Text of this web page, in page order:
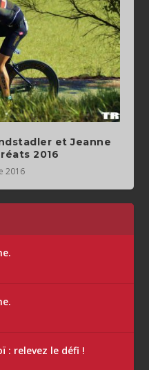
et Jeanne
2016
2016
: relevez le défi !